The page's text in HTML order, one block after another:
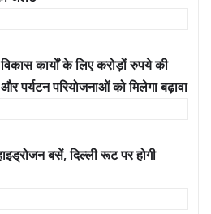
कार्यों के लिए करोड़ों रुपये की
पर्यटन परियोजनाओं को मिलेगा बढ़ावा
बसें, दिल्ली रूट पर होगी